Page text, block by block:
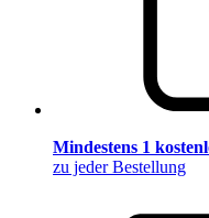
Mindestens 1
zu jeder Bestellung